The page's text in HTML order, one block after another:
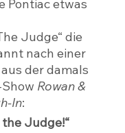
Pontiac etwas
Judge“ die
nach einer
der damals
Rowan &
In:
the Judge!“